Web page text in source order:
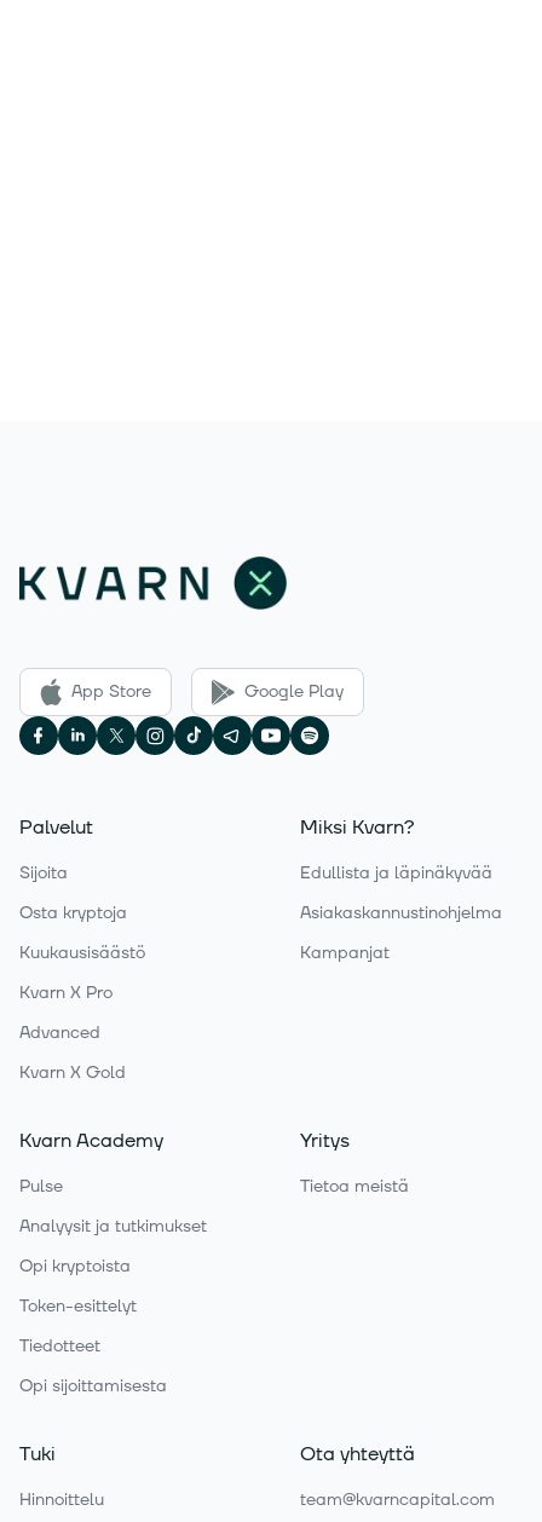
App Store Google Play
Palvelut
Sijoita
Osta kryptoja
Kuukausisäästö
Kvarn X Pro
Advanced
Kvarn X Gold
Miksi Kvarn?
Edullista ja läpinäkyvää
Asiakaskannustinohjelma
Kampanjat
Kvarn Academy
Pulse
Analyysit ja tutkimukset
Opi kryptoista
Token-esittelyt
Tiedotteet
Opi sijoittamisesta
Yritys
Tietoa meistä
Tuki
Hinnoittelu
Ota yhteyttä
team@kvarncapital.com